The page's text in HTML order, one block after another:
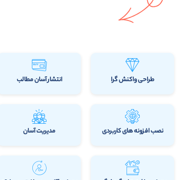
طراحی واکنش گرا انتشار آسان مطالب
نصب افزونه های کاربردی مدیریت آسان